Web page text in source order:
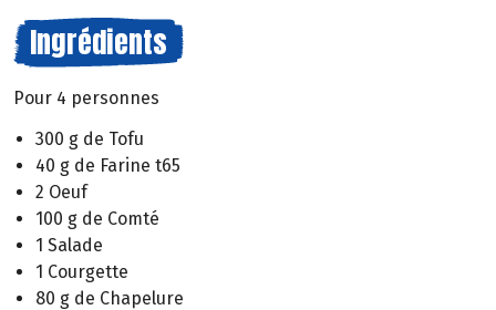
Ingrédients
Pour 4 personnes
300 g de Tofu
40 g de Farine t65
2 Oeuf
100 g de Comté
1 Salade
1 Courgette
80 g de Chapelure